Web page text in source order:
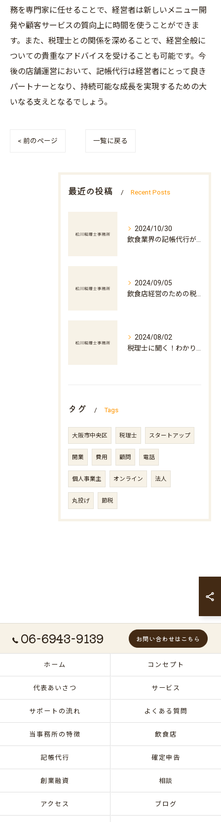
務を専門家に任せることで、経営者は新しいメニュー開
発や顧客サービスの質向上に時間を使うことができま
す。また、税理士との関係を深めることで、経営全般に
ついての貴重なアドバイスを受けることも可能です。今
後の店舗運営において、記帳代行は経営者にとって良き
パートナーとなり、持続可能な成長を実現するための大
いなる支えとなるでしょう。
< 前のページ 一覧に戻る
最近の投稿 Recent Posts
2024/10/30
2024/09/05
2024/08/02
タグ Tags
大阪市中央区 税理士 スタートアップ
開業 費用 顧問 電話
個人事業主 オンライン 法人
丸投げ 節税
06-6943-9139 お問い合わせはこちら
ホーム コンセプト
代表あいさつ サービス
サポートの流れ よくある質問
当事務所の特徴 飲食店
記帳代行 確定申告
創業融資 相談
アクセス ブログ